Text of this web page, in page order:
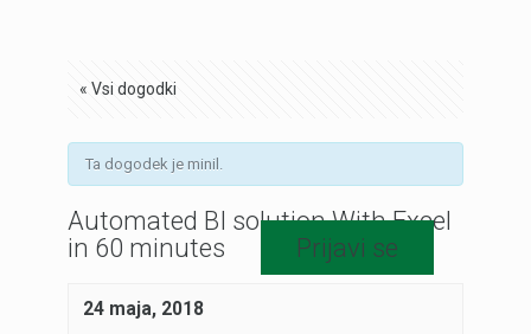
« Vsi dogodki
Ta dogodek je minil.
Automated BI solution With Excel
in 60 minutes
Prijavi se
24 maja, 2018